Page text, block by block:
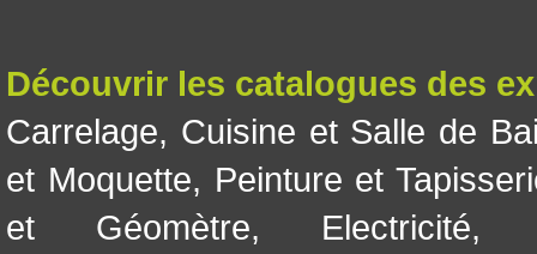
Découvrir les catalogues des
Carrelage, Cuisine et Salle de
et Moquette, Peinture et
et Géomètre, Electricité